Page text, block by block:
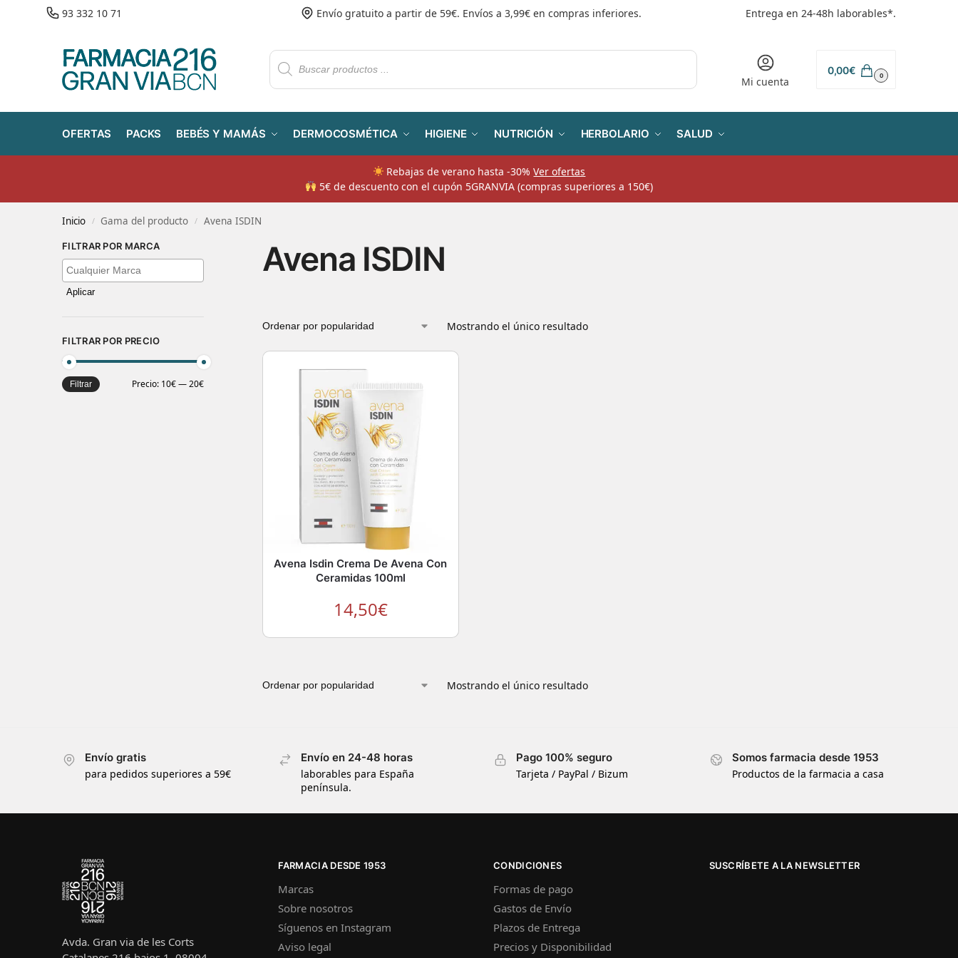
93 332 10 71 Envío gratuito a partir de 59€. Envíos a 3,99€ en compras inferiores. Entrega en 24-48h laborables*.
Mi cuenta
0,00€ 0
OFERTAS PACKS BEBÉS Y MAMÁS DERMOCOSMÉTICA HIGIENE NUTRICIÓN HERBOLARIO SALUD
Rebajas de verano hasta -30%Ver ofertas
​ 5€ de descuento con el cupón 5GRANVIA (compras superiores a 150€)
Inicio / Gama del producto / Avena ISDIN
Avena ISDIN
Mostrando el único resultado
Avena Isdin Crema De Avena Con
Ceramidas 100ml
14,50€
Mostrando el único resultado
FILTRAR POR MARCA
Aplicar
FILTRAR POR PRECIO
Filtrar Precio: 10€—20€
Envío gratis
para pedidos superiores a 59€
Envío en 24-48 horas
laborables para España
península.
Pago 100% seguro
Tarjeta / PayPal / Bizum
Somos farmacia desde 1953
Productos de la farmacia a casa
Avda. Gran via de les Corts
FARMACIA DESDE 1953
Marcas
Sobre nosotros
Síguenos en Instagram
Aviso legal
CONDICIONES
Formas de pago
Gastos de Envío
Plazos de Entrega
Precios y Disponibilidad
SUSCRÍBETE A LA NEWSLETTER